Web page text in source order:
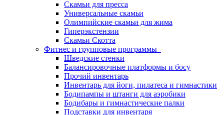
Скамьи для пресса
Универсальные скамьи
Олимпийские скамьи для жима
Гиперэкстензии
Скамьи Скотта
Фитнес и групповые программы
Шведские стенки
Балансировочные платформы и босу
Прочий инвентарь
Инвентарь для йоги, пилатеса и гимнастики
Бодипампы и штанги для аэробики
Бодибары и гимнастические палки
Подставки для инвентаря